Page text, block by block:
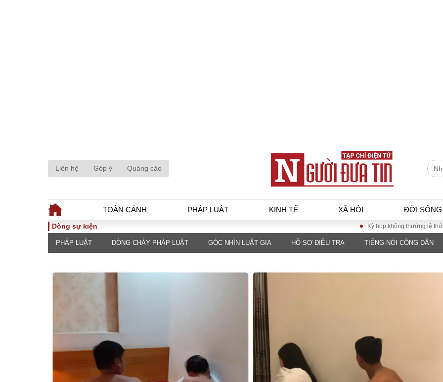
Liên hệ Góp ý Quảng cáo
TOÀN CẢNH PHÁP LUẬT KINH TẾ XÃ HỘI ĐỜI SỐNG
TOÀN CẢNH PHÁP LUẬT
luật
KINH TẾ
trường
Tiêu dùng và dư
luận
XÃ HỘI
Dòng sự kiện Kỳ họp không thường lệ thứ nhất,
PHÁP LUẬT DÒNG CHẢY PHÁP LUẬT GÓC NHÌN LUẬT GIA HỒ SƠ ĐIỀU TRA TIẾNG NÓI CÔNG DÂN